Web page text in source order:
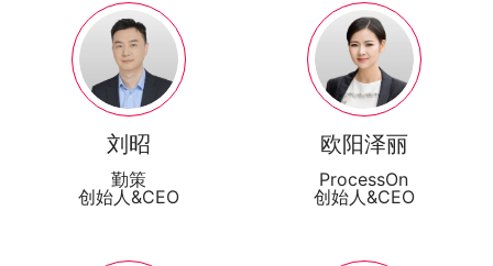
刘昭
勤策
创始人&CEO
欧阳泽丽
ProcessOn
创始人&CEO